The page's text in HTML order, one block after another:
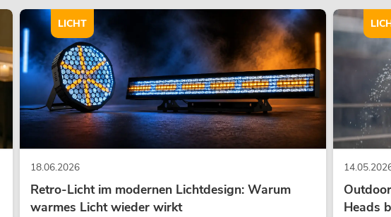
18.06.2026
Retro-Licht im modernen Lichtdesign: Warum
warmes Licht wieder wirkt
LICHT
Heads